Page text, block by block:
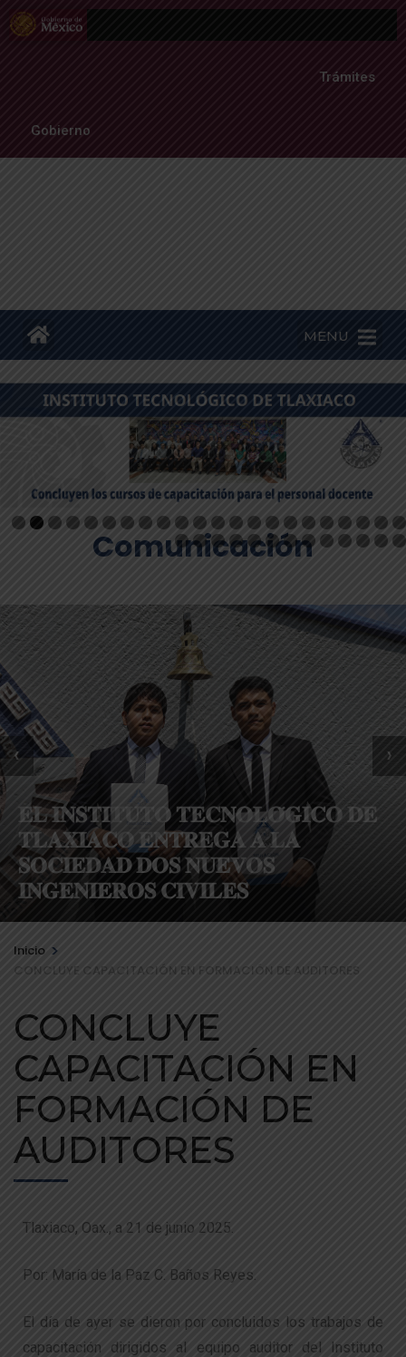
Trámites
Gobierno
MENU
Comunicación
𝐄𝐋 𝐈𝐍𝐒𝐓𝐈𝐓𝐔𝐓𝐎 𝐓𝐄𝐂𝐍𝐎𝐋𝐎́𝐆𝐈𝐂𝐎 𝐃𝐄
𝐓𝐋𝐀𝐗𝐈𝐀𝐂𝐎 𝐄𝐍𝐓𝐑𝐄𝐆𝐀 𝐀 𝐋𝐀
𝐒𝐎𝐂𝐈𝐄𝐃𝐀𝐃 𝐃𝐎𝐒 𝐍𝐔𝐄𝐕𝐎𝐒
𝐈𝐍𝐆𝐄𝐍𝐈𝐄𝐑𝐎𝐒 𝐂𝐈𝐕𝐈𝐋𝐄𝐒
‹ ›
Inicio >
CONCLUYE CAPACITACIÓN EN FORMACIÓN DE AUDITORES
CONCLUYE
CAPACITACIÓN EN
FORMACIÓN DE
AUDITORES
Tlaxiaco, Oax., a 21 de junio 2025.
Por: María de la Paz C. Baños Reyes.
El día de ayer se dieron por concluidos los trabajos de
capacitación dirigidos al equipo auditor del Instituto